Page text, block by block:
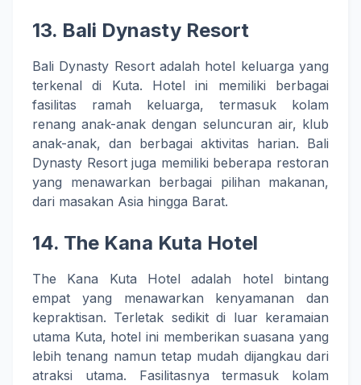
13. Bali Dynasty Resort
Bali Dynasty Resort adalah hotel keluarga yang
terkenal di Kuta. Hotel ini memiliki berbagai
fasilitas ramah keluarga, termasuk kolam
renang anak-anak dengan seluncuran air, klub
anak-anak, dan berbagai aktivitas harian. Bali
Dynasty Resort juga memiliki beberapa restoran
yang menawarkan berbagai pilihan makanan,
dari masakan Asia hingga Barat.
14. The Kana Kuta Hotel
The Kana Kuta Hotel adalah hotel bintang
empat yang menawarkan kenyamanan dan
kepraktisan. Terletak sedikit di luar keramaian
utama Kuta, hotel ini memberikan suasana yang
lebih tenang namun tetap mudah dijangkau dari
atraksi utama. Fasilitasnya termasuk kolam